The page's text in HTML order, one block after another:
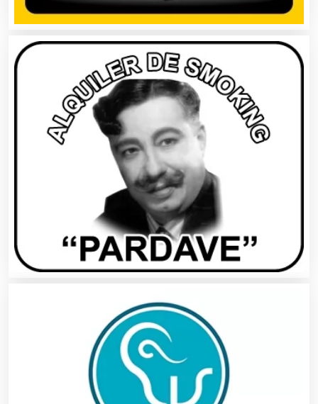
Artículos Personales
Artículos Publicitarios
Aseguradoras
Asesores Técnicos
Asesoría Fiscal
Asociaciones Civiles